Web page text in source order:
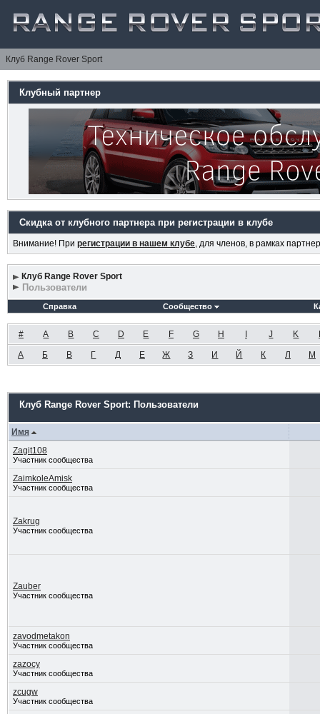
Клуб Range Rover Sport
Клубный партнер
Скидка от клубного партнера при регистрации в клубе
Внимание! При регистрации в нашем клубе, для членов, в рамках
Клуб Range Rover Sport
Пользователи
Справка Сообщество
# A B C D E F G H J K
А Б В Г Д Е Ж З И Й К Л М
Клуб Range Rover Sport: Пользователи
Имя
Zagit108
Участник сообщества
ZaimkoleAmisk
Участник сообщества
Zakrug
Участник сообщества
Zauber
Участник сообщества
zavodmetakon
Участник сообщества
zazocy
Участник сообщества
zcugw
Участник сообщества